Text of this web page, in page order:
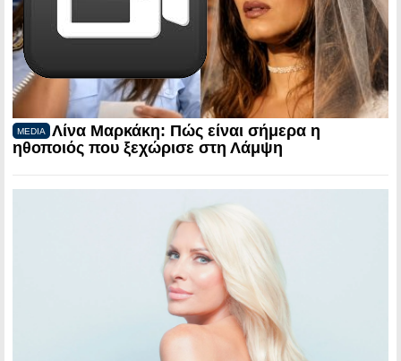
MEDIA
Λίνα Μαρκάκη: Πώς είναι σήμερα η
ηθοποιός που ξεχώρισε στη Λάμψη